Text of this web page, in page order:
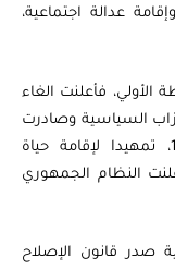
عدالة اجتماعية،
فأعلنت الغاء
كما حلت الأحزاب السياسية وصادرت
لصالح الشعب في 16 يناير 1953، تمهيدا لإقامة حياة
النظام الجمهوري
صدر قانون الإصلاح